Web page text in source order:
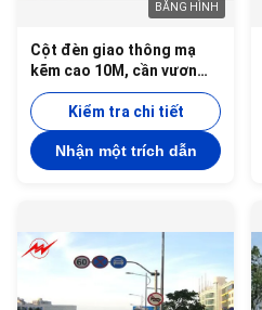
BĂNG HÌNH
Cột đèn giao thông mạ
kẽm cao 10M, cần vươn
7M
Kiểm tra chi tiết
Nhận một trích dẫn